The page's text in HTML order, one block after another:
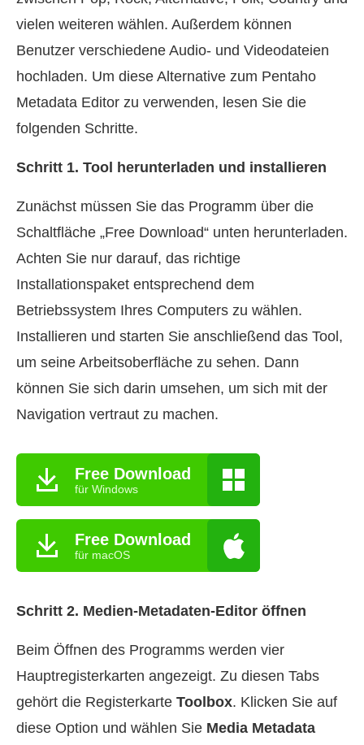
vielen weiteren wählen. Außerdem können
Benutzer verschiedene Audio- und Videodateien
hochladen. Um diese Alternative zum Pentaho
Metadata Editor zu verwenden, lesen Sie die
folgenden Schritte.
Schritt 1. Tool herunterladen und installieren
Zunächst müssen Sie das Programm über die
Schaltfläche „Free Download“ unten herunterladen.
Achten Sie nur darauf, das richtige
Installationspaket entsprechend dem
Betriebssystem Ihres Computers zu wählen.
Installieren und starten Sie anschließend das Tool,
um seine Arbeitsoberfläche zu sehen. Dann
können Sie sich darin umsehen, um sich mit der
Navigation vertraut zu machen.
Free Download
für Windows
Free Download
für macOS
Schritt 2. Medien-Metadaten-Editor öffnen
Beim Öffnen des Programms werden vier
Hauptregisterkarten angezeigt. Zu diesen Tabs
gehört die Registerkarte Toolbox. Klicken Sie auf
diese Option und wählen Sie Media Metadata